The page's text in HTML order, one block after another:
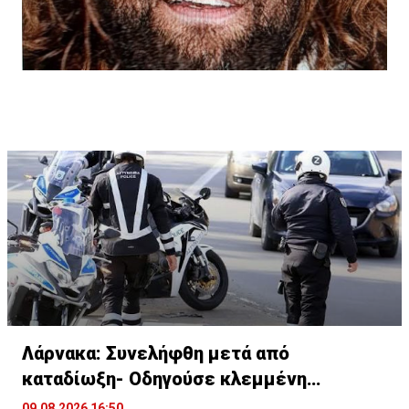
Λάρνακα: Συνελήφθη μετά από
καταδίωξη- Οδηγούσε κλεμμένη
μοτοσικλέτα